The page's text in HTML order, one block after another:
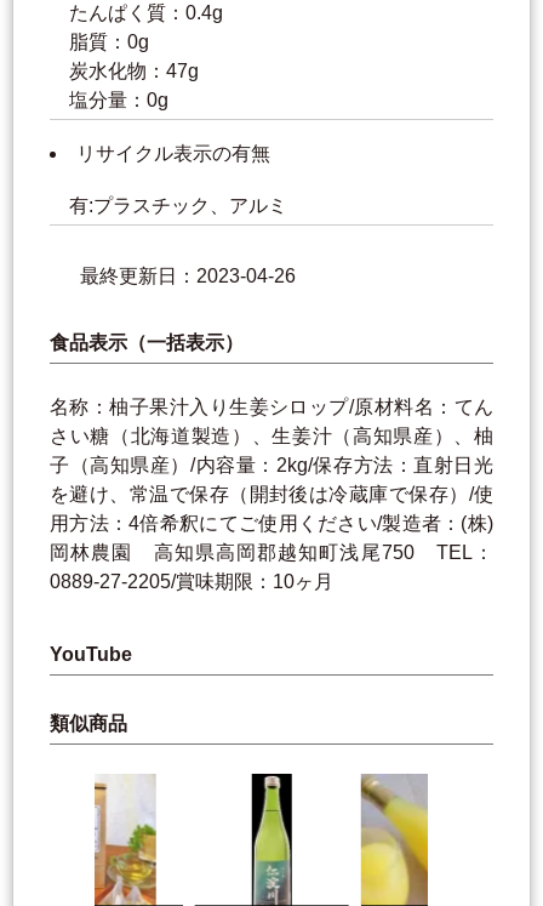
たんぱく質：0.4g
脂質：0g
炭水化物：47g
塩分量：0g
リサイクル表示の有無
有:プラスチック、アルミ
最終更新日：2023-04-26
食品表示（一括表示）
名称：柚子果汁入り生姜シロップ/原材料名：てん
さい糖（北海道製造）、生姜汁（高知県産）、柚
子（高知県産）/内容量：2kg/保存方法：直射日光
を避け、常温で保存（開封後は冷蔵庫で保存）/使
用方法：4倍希釈にてご使用ください/製造者：(株)
岡林農園 高知県高岡郡越知町浅尾750 TEL：
0889-27-2205/賞味期限：10ヶ月
YouTube
類似商品